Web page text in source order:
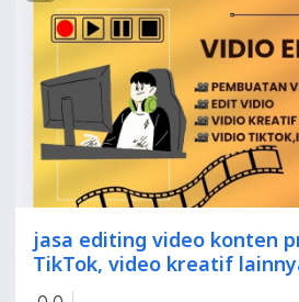
jasa editing video konten
TikTok, video kreatif